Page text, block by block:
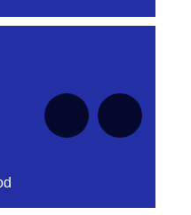
cette série pour